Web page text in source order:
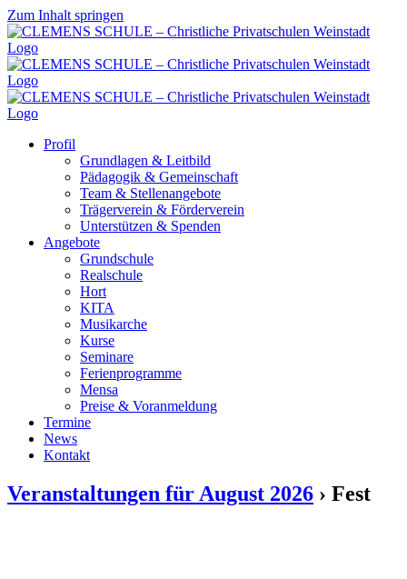
Zum Inhalt springen
Profil
Grundlagen & Leitbild
Pädagogik & Gemeinschaft
Team & Stellenangebote
Trägerverein & Förderverein
Unterstützen & Spenden
Angebote
Grundschule
Realschule
Hort
KITA
Musikarche
Kurse
Seminare
Ferienprogramme
Mensa
Preise & Voranmeldung
Termine
News
Kontakt
Veranstaltungen für August 2026 › Fest